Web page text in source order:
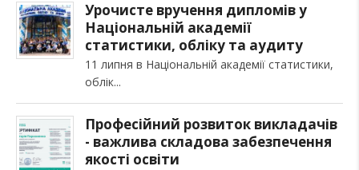
Урочисте вручення дипломів у
Національній академії
статистики, обліку та аудиту
11 липня в Національній академії статистики,
облік
Професійний розвиток викладачів
- важлива складова забезпечення
якості освіти